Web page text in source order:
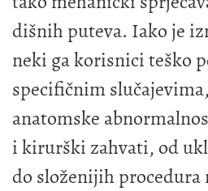
dišnih puteva. Iako je
neki ga korisnici teško
specifičnim
anatomske
i kirurški zahvati, od
do složenijih procedura